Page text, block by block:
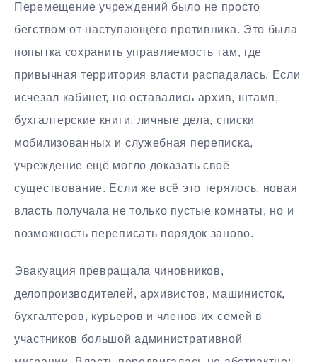
Перемещение учреждений было не просто
бегством от наступающего противника. Это была
попытка сохранить управляемость там, где
привычная территория власти распадалась. Если
исчезал кабинет, но оставались архив, штамп,
бухгалтерские книги, личные дела, списки
мобилизованных и служебная переписка,
учреждение ещё могло доказать своё
существование. Если же всё это терялось, новая
власть получала не только пустые комнаты, но и
возможность переписать порядок заново.
Эвакуация превращала чиновников,
делопроизводителей, архивистов, машинисток,
бухгалтеров, курьеров и членов их семей в
участников большой административной